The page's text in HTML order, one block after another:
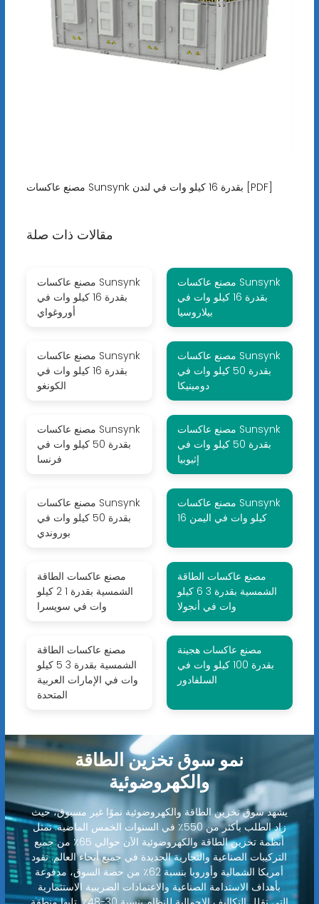
مصنع عاكسات Sunsynk بقدرة 16 كيلو وات في لندن [PDF]
مقالات ذات صلة
مصنع عاكسات Sunsynk
بقدرة 16 كيلو وات في
أوروغواي
مصنع عاكسات Sunsynk
بقدرة 16 كيلو وات في
بيلاروسيا
مصنع عاكسات Sunsynk
بقدرة 16 كيلو وات في
الكونغو
مصنع عاكسات Sunsynk
بقدرة 50 كيلو وات في
دومينيكا
مصنع عاكسات Sunsynk
بقدرة 50 كيلو وات في
فرنسا
مصنع عاكسات Sunsynk
بقدرة 50 كيلو وات في
إثيوبيا
مصنع عاكسات Sunsynk
بقدرة 50 كيلو وات في
بوروندي
مصنع عاكسات Sunsynk
16 كيلو وات في اليمن
مصنع عاكسات الطاقة
الشمسية بقدرة 1 2 كيلو
وات في سويسرا
مصنع عاكسات الطاقة
الشمسية بقدرة 3 6 كيلو
وات في أنجولا
مصنع عاكسات الطاقة
الشمسية بقدرة 3 5 كيلو
وات في الإمارات العربية
المتحدة
مصنع عاكسات هجينة
بقدرة 100 كيلو وات في
السلفادور
نمو سوق تخزين الطاقة
والكهروضوئية
يشهد سوق تخزين الطاقة والكهروضوئية نموًا غير مسبوق، حيث
زاد الطلب بأكثر من 550٪ في السنوات الخمس الماضية. تمثل
أنظمة تخزين الطاقة والكهروضوئية الآن حوالي 65٪ من جميع
التركيبات الصناعية والتجارية الجديدة في جميع أنحاء العالم. تقود
أمريكا الشمالية وأوروبا بنسبة 62٪ من حصة السوق، مدفوعة
بأهداف الاستدامة الصناعية والاعتمادات الضريبية الاستثمارية